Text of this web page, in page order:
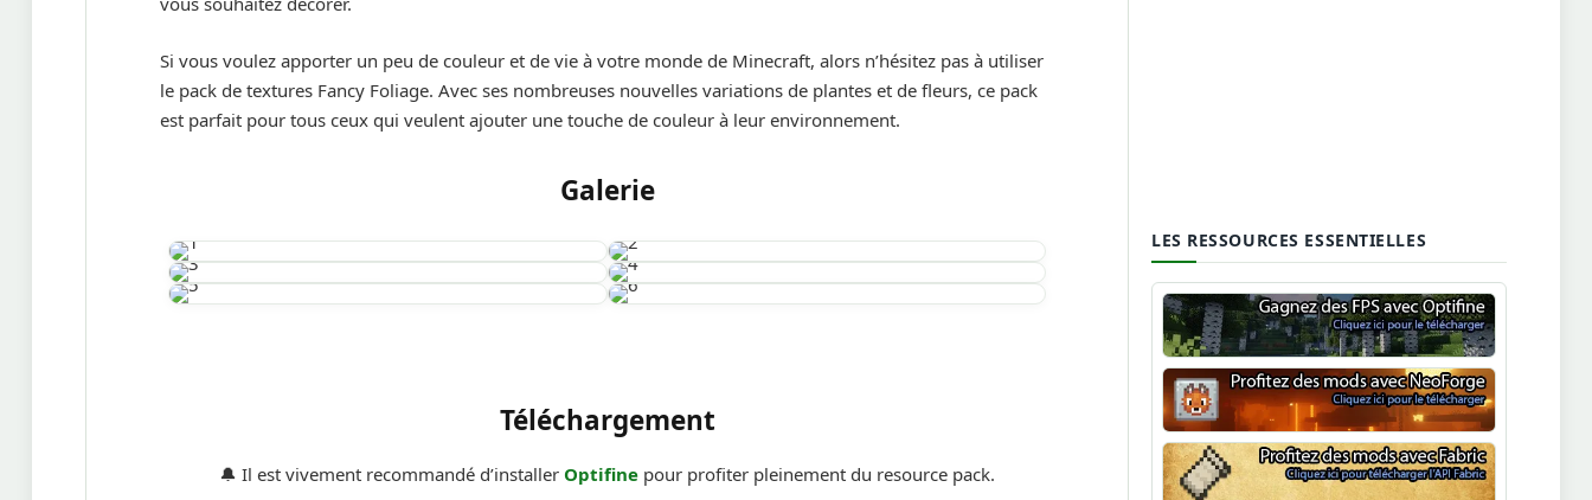
Si vous voulez apporter un peu de couleur et de vie à votre monde de Minecraft, alors n’hésitez pas à utiliser
le pack de textures Fancy Foliage. Avec ses nombreuses nouvelles variations de plantes et de fleurs, ce pack
est parfait pour tous ceux qui veulent ajouter une touche de couleur à leur environnement.
Galerie
Téléchargement
🔔 Il est vivement recommandé d’installer Optifine pour profiter pleinement du resource pack.
LES RESSOURCES ESSENTIELLES
Optifine
NeoForge